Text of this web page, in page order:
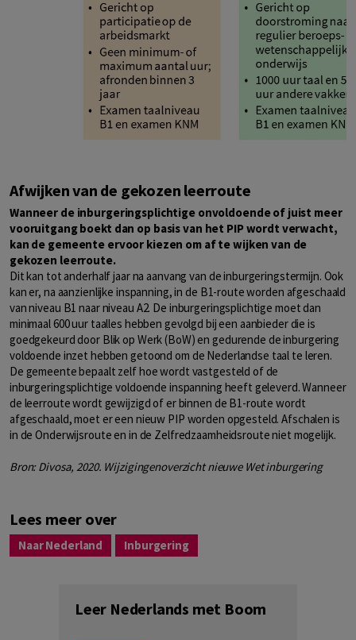
Afwijken van de gekozen leerroute
Wanneer de inburgeringsplichtige onvoldoende of juist meer
vooruitgang boekt dan op basis van het PIP wordt verwacht,
kan de gemeente ervoor kiezen om af te wijken van de
gekozen leerroute.
Dit kan tot anderhalf jaar na aanvang van de inburgeringstermijn. Ook
kan er, na aanzienlijke inspanning, in de B1-route worden afgeschaald
van niveau B1 naar niveau A2. De inburgeringsplichtige moet dan
minimaal 600 uur taalles hebben gevolgd bij een aanbieder die is
goedgekeurd door Blik op Werk (BoW) en gedurende de inburgering
voldoende inzet hebben getoond om de Nederlandse taal te leren.
De gemeente bepaalt zelf hoe wordt vastgesteld of de
inburgeringsplichtige voldoende inspanning heeft geleverd. Wanneer
de leerroute wordt gewijzigd of er binnen de B1-route wordt
afgeschaald, moet er een nieuw PIP worden opgesteld. Afschalen is
in de Onderwijsroute en in de Zelfredzaamheidsroute niet mogelijk.
Bron: Divosa, 2020. Wijzigingenoverzicht nieuwe Wet inburgering
Lees meer over
Naar Nederland Inburgering
Leer Nederlands met Boom